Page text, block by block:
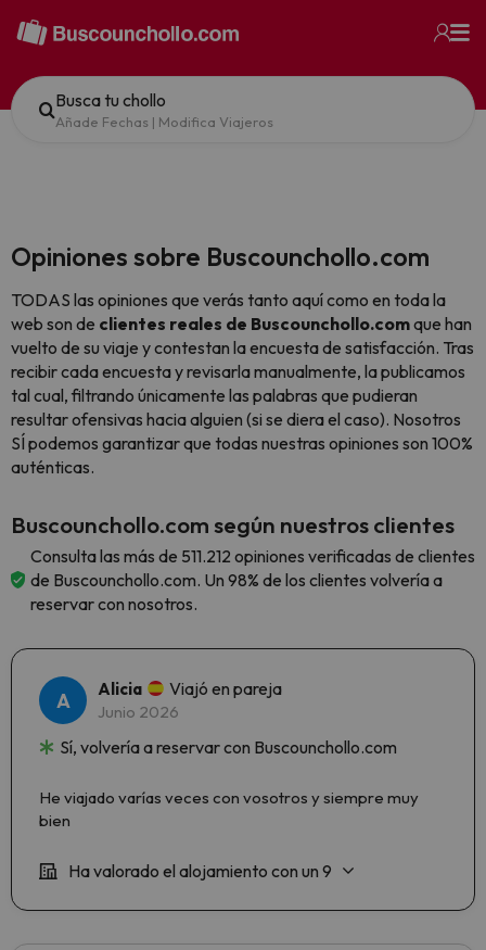
Busca tu chollo
Añade Fechas | Modifica Viajeros
Opiniones sobre Buscounchollo.com
TODAS las opiniones que verás tanto aquí como en toda la
web son de clientes reales de Buscounchollo.comque han
vuelto de su viaje y contestan la encuesta de satisfacción. Tras
recibir cada encuesta y revisarla manualmente, la publicamos
tal cual, filtrando únicamente las palabras que pudieran
resultar ofensivas hacia alguien (si se diera el caso). Nosotros
SÍ podemos garantizar que todas nuestras opiniones son 100%
auténticas.
Buscounchollo.com según nuestros clientes
Consulta las más de 511.212 opiniones verificadas de clientes
de Buscounchollo.com. Un 98% de los clientes volvería a
reservar con nosotros.